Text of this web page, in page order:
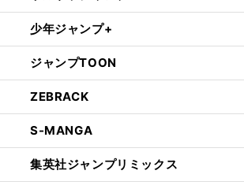
少年ジャンプ+
ジャンプTOON
ZEBRACK
S-MANGA
集英社ジャンプリミックス